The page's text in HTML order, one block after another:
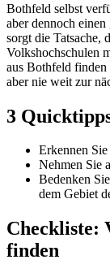
Bothfeld selbst
aber dennoch
sorgt die Tatsache,
Volkshochschulen
aus Bothfeld
aber nie weit zur
3
Erkennen
Nehmen Sie
Bedenken
dem Gebiet
Checkliste:
finden